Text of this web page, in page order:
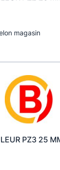
magasin
PZ3 25